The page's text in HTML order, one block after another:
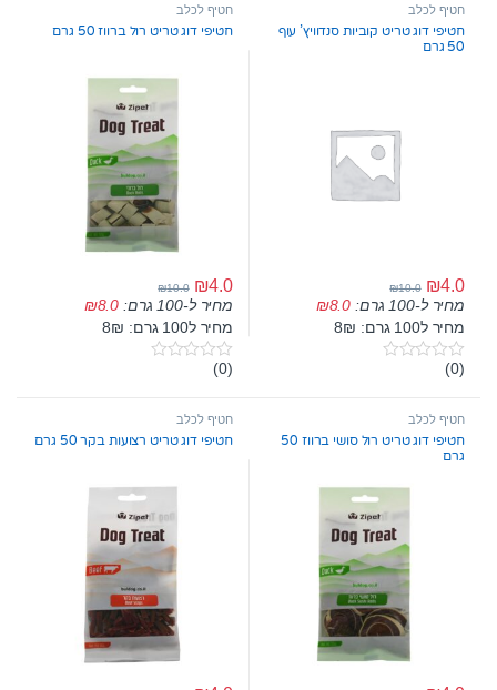
t
o
f
5
t
o
f
חטיף לכלב
חטיפי דוג טריט קוביות סנדוויץ’ עוף
50 גרם
₪4.0
₪10.0
מחיר ל-100 גרם: ₪8.0
מחיר ל100 גרם: 8₪
0
t
o
f
5
(0)
חטיף לכלב
חטיפי דוג טריט רול ברווז 50 גרם
₪4.0
₪10.0
מחיר ל-100 גרם: ₪8.0
מחיר ל100 גרם: 8₪
0
t
o
f
(0)
חטיף לכלב
חטיפי דוג טריט רול סושי ברווז 50
גרם
חטיף לכלב
חטיפי דוג טריט רצועות בקר 50 גרם